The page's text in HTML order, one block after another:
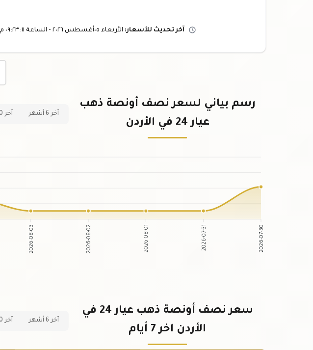
آخر تحديث للأسعار: الأربعاء ٠٥ أغسطس ٢٠٢٦ - الساعة :١١ م
رسم بياني لسعر نصف أونصة ذهب
عيار 24 في الأردن
آخر 6 أشهر آخر 90 يوم
2026-08-03 2026-08-02 2026-08-01 2026-07-31 2026-07-30
سعر نصف أونصة ذهب عيار 24 في
الأردن اخر 7 أيام
آخر 6 أشهر آخر 90 يوم